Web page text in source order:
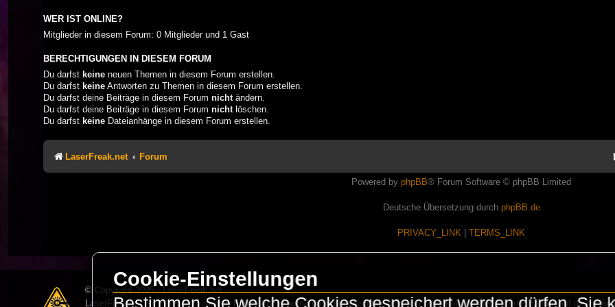
WER IST ONLINE?
Mitglieder in diesem Forum: 0 Mitglieder und 1 Gast
BERECHTIGUNGEN IN DIESEM FORUM
Du darfst keine neuen Themen in diesem Forum erstellen.
Du darfst keine Antworten zu Themen in diesem Forum erstellen.
Du darfst deine Beiträge in diesem Forum nicht ändern.
Du darfst deine Beiträge in diesem Forum nicht löschen.
Du darfst keine Dateianhänge in diesem Forum erstellen.
LaserFreak.net Forum
Powered by phpBB® Forum Software © phpBB Limited
Deutsche Übersetzung durch phpBB.de
PRIVACY_LINK TERMS_LINK
© Copyright 2025 - LaserFreak.net
LaserFreak ist ein freies und offenes Forum zum Thema Lasershowtechnik. Wir sind nicht kommerziell und die Banner auf dieser
Cookie-Einstellungen
Bestimmen Sie welche Cookies gespeichert werden dürfen. Sie